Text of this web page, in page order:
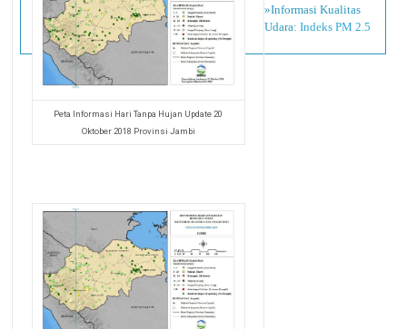
Peta Informasi Hari Tanpa Hujan Update 20
Oktober 2018 Provinsi Jambi
»Informasi Kualitas
Udara: Indeks PM 2.5